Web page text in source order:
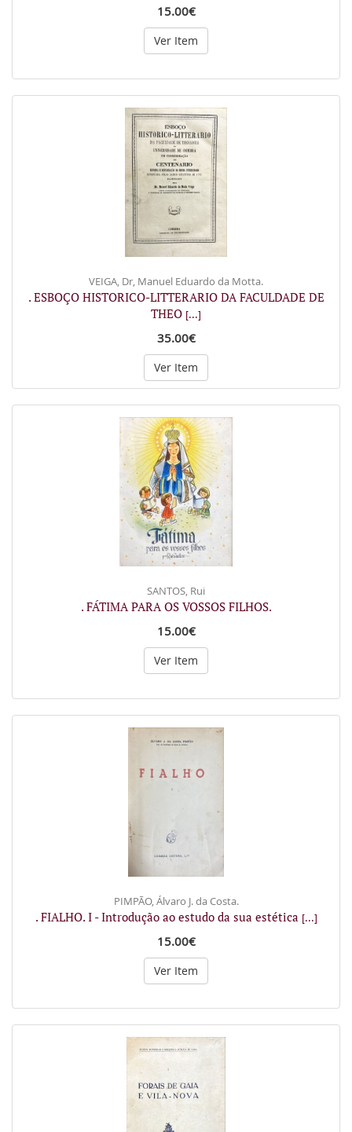
15.00€
Ver Item
VEIGA, Dr, Manuel Eduardo da Motta.
. ESBOÇO HISTORICO-LITTERARIO DA FACULDADE DE
THEO [...]
35.00€
Ver Item
SANTOS, Rui
. FÁTIMA PARA OS VOSSOS FILHOS.
15.00€
Ver Item
PIMPÃO, Álvaro J. da Costa.
. FIALHO. I - Introdução ao estudo da sua estética [...]
15.00€
Ver Item